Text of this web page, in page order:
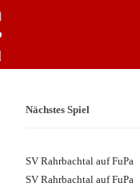
Nächstes Spiel
SV Rahrbachtal auf FuPa
SV Rahrbachtal auf FuPa